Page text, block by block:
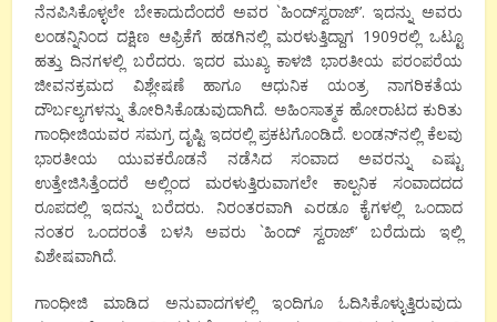
ನೆನಪಿಸಿಕೊಳ್ಳಲೇ ಬೇಕಾದುದೆಂದರೆ ಅವರ `ಹಿಂದ್‍ಸ್ವರಾಜ್’. ಇದನ್ನು ಅವರು
ಲಂಡನ್ನಿನಿಂದ ದಕ್ಷಿಣ ಆಫ್ರಿಕೆಗೆ ಹಡಗಿನಲ್ಲಿ ಮರಳುತ್ತಿದ್ದಾಗ 1909ರಲ್ಲಿ ಒಟ್ಟೂ
ಹತ್ತು ದಿನಗಳಲ್ಲಿ ಬರೆದರು. ಇದರ ಮುಖ್ಯ ಕಾಳಜಿ ಭಾರತೀಯ ಪರಂಪರೆಯ
ಜೀವನಕ್ರಮದ ವಿಶ್ಲೇಷಣೆ ಹಾಗೂ ಆಧುನಿಕ ಯಂತ್ರ ನಾಗರಿಕತೆಯ
ದೌರ್ಬಲ್ಯಗಳನ್ನು ತೋರಿಸಿಕೊಡುವುದಾಗಿದೆ. ಅಹಿಂಸಾತ್ಮಕ ಹೋರಾಟದ ಕುರಿತು
ಗಾಂಧೀಜಿಯವರ ಸಮಗ್ರ ದೃಷ್ಟಿ ಇದರಲ್ಲಿ ಪ್ರಕಟಗೊಂಡಿದೆ. ಲಂಡನ್‍ನಲ್ಲಿ ಕೆಲವು
ಭಾರತೀಯ ಯುವಕರೊಡನೆ ನಡೆಸಿದ ಸಂವಾದ ಅವರನ್ನು ಎಷ್ಟು
ಉತ್ತೇಜಿಸಿತ್ತೆಂದರೆ ಅಲ್ಲಿಂದ ಮರಳುತ್ತಿರುವಾಗಲೇ ಕಾಲ್ಪನಿಕ ಸಂವಾದದದ
ರೂಪದಲ್ಲಿ ಇದನ್ನು ಬರೆದರು. ನಿರಂತರವಾಗಿ ಎರಡೂ ಕೈಗಳಲ್ಲಿ ಒಂದಾದ
ನಂತರ ಒಂದರಂತೆ ಬಳಸಿ ಅವರು `ಹಿಂದ್ ಸ್ವರಾಜ್’ ಬರೆದುದು ಇಲ್ಲಿ
ವಿಶೇಷವಾಗಿದೆ.
ಗಾಂಧೀಜಿ ಮಾಡಿದ ಅನುವಾದಗಳಲ್ಲಿ ಇಂದಿಗೂ ಓದಿಸಿಕೊಳ್ಳುತ್ತಿರುವುದು